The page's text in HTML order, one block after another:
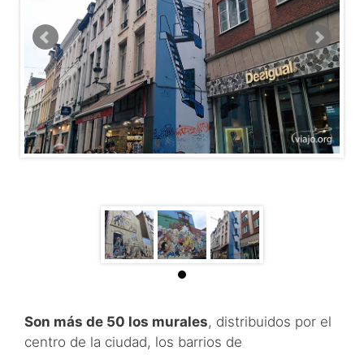
Son más de 50 los murales, distribuidos por el
centro de la ciudad, los barrios de